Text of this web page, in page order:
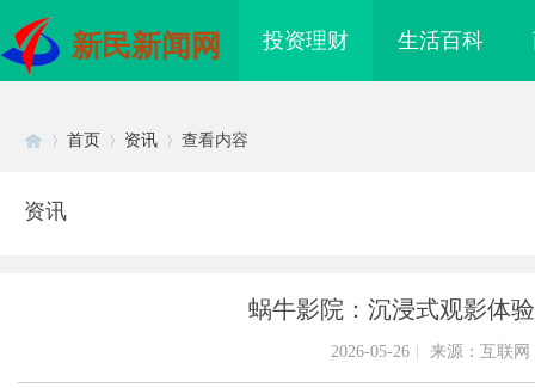
新民新闻网 投资理财 生活百科
首页 资讯 查看内容
资讯
蜗牛影院：沉浸式观影体
2026-05-26 来源：互联网